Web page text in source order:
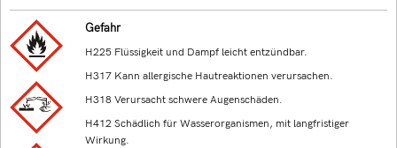
Gefahr
H225 Flüssigkeit und Dampf leicht entzündbar.
H317 Kann allergische Hautreaktionen verursachen.
H318 Verursacht schwere Augenschäden.
H412 Schädlich für Wasserorganismen, mit langfristiger
Wirkung.